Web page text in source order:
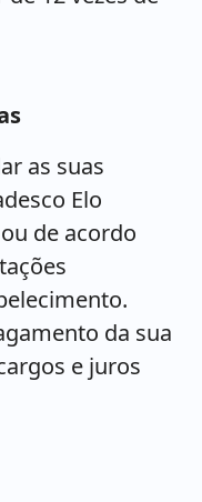
as suas
Elo
de acordo
da sua
e juros